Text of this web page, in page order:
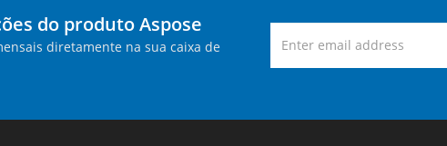
do produto Aspose
diretamente na sua caixa de